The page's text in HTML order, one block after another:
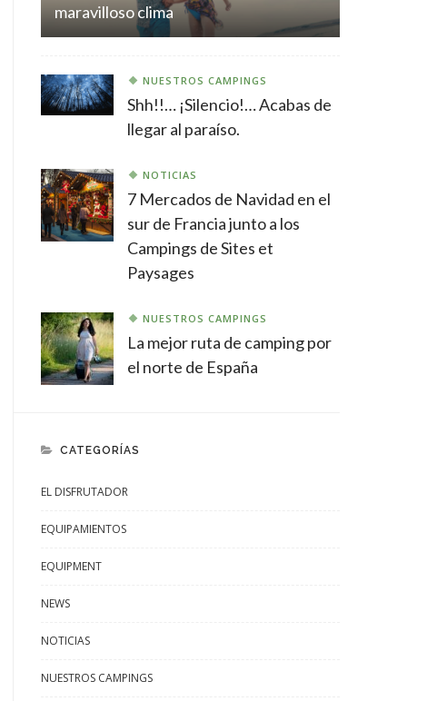
maravilloso clima
NUESTROS CAMPINGS
Shh!!… ¡Silencio!… Acabas de
llegar al paraíso.
NOTICIAS
7 Mercados de Navidad en el
sur de Francia junto a los
Campings de Sites et
Paysages
NUESTROS CAMPINGS
La mejor ruta de camping por
el norte de España
CATEGORÍAS
EL DISFRUTADOR
EQUIPAMIENTOS
EQUIPMENT
NEWS
NOTICIAS
NUESTROS CAMPINGS